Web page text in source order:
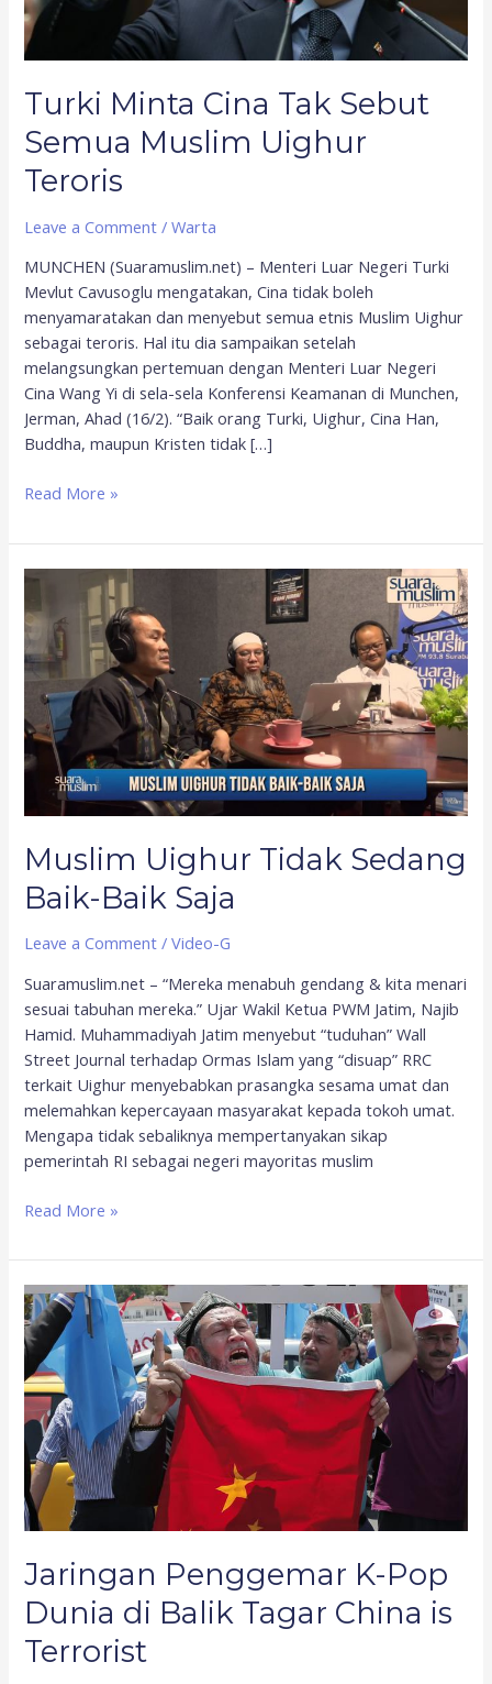
Turki Minta Cina Tak Sebut
Semua Muslim Uighur
Teroris
Leave a Comment /Warta
MUNCHEN (Suaramuslim.net) – Menteri Luar Negeri Turki
Mevlut Cavusoglu mengatakan, Cina tidak boleh
menyamaratakan dan menyebut semua etnis Muslim Uighur
sebagai teroris. Hal itu dia sampaikan setelah
melangsungkan pertemuan dengan Menteri Luar Negeri
Cina Wang Yi di sela-sela Konferensi Keamanan di Munchen,
Jerman, Ahad (16/2). “Baik orang Turki, Uighur, Cina Han,
Buddha, maupun Kristen tidak […]
Teroris
Read More »
Muslim Uighur Tidak Sedang
Baik-Baik Saja
Leave a Comment /Video-G
Suaramuslim.net – “Mereka menabuh gendang & kita menari
sesuai tabuhan mereka.” Ujar Wakil Ketua PWM Jatim, Najib
Hamid. Muhammadiyah Jatim menyebut “tuduhan” Wall
Street Journal terhadap Ormas Islam yang “disuap” RRC
terkait Uighur menyebabkan prasangka sesama umat dan
melemahkan kepercayaan masyarakat kepada tokoh umat.
Mengapa tidak sebaliknya mempertanyakan sikap
pemerintah RI sebagai negeri mayoritas muslim
Muslim
Tidak
Sedang
Baik-
Baik
Saja
Read More »
Jaringan Penggemar K-Pop
Dunia di Balik Tagar China is
Terrorist
Jaringan
Penggemar
K-
Pop
Dunia
di
Balik
Tagar
China
is